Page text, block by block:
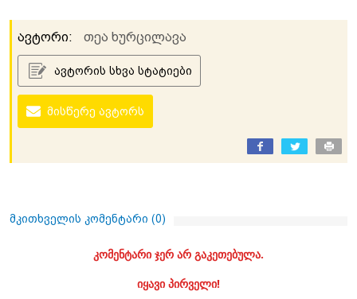
ავტორი: თეა ხურცილავა
ავტორის სხვა სტატიები
მისწერე ავტორს
მკითხველის კომენტარი (0)
კომენტარი ჯერ არ გაკეთებულა.
იყავი პირველი!